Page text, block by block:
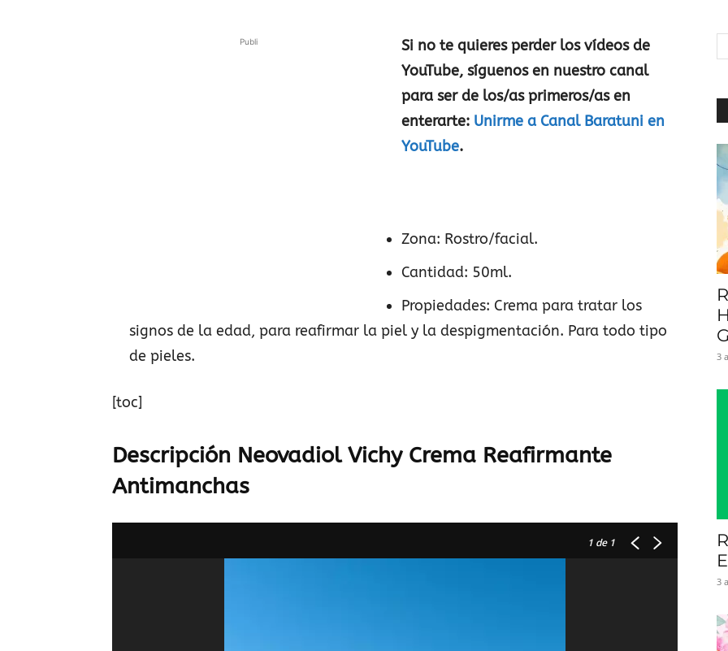
Publi
Si no te quieres perder los vídeos de
YouTube, síguenos en nuestro canal
para ser de los/as primeros/as en
enterarte: Unirme a Canal Baratuni en
YouTube.
Zona: Rostro/facial.
Cantidad: 50ml.
Propiedades: Crema para tratar los
signos de la edad, para reafirmar la piel y la despigmentación. Para todo tipo
de pieles.
[toc]
Descripción Neovadiol Vichy Crema Reafirmante
Antimanchas
1 de 1
3
3